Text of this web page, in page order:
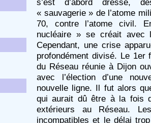
s’est d’abord dressé,
« sauvagerie » de l’atome
70, contre l’atome civil.
nucléaire » se créait avec
Cependant, une crise
profondément divisé. Le 1er
du Réseau réunie à Dijon
avec l’élection d’une
nouvelle ligne. Il fut alors
qui aurait dû être à la fois
extérieurs au Réseau.
incompatibles et le délai